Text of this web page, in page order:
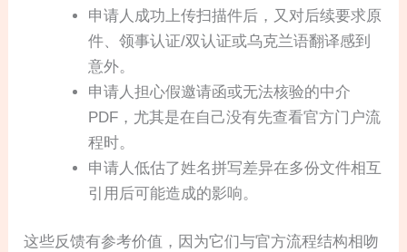
申请人成功上传扫描件后，又对后续要求原
件、领事认证/双认证或乌克兰语翻译感到
意外。
申请人担心假邀请函或无法核验的中介
PDF，尤其是在自己没有先查看官方门户流
程时。
申请人低估了姓名拼写差异在多份文件相互
引用后可能造成的影响。
这些反馈有参考价值，因为它们与官方流程结构相吻